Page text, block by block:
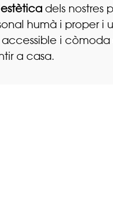
estètica dels nostres
humà i proper i
i còmoda
a casa.